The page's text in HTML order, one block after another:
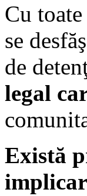
Cu
se
de
legal
Există